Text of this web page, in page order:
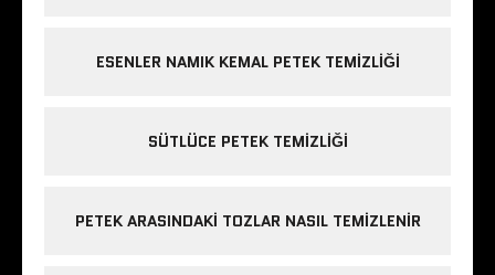
ESENLER NAMIK KEMAL PETEK TEMIZLIĞI
SÜTLÜCE PETEK TEMIZLIĞI
PETEK ARASINDAKI TOZLAR NASIL TEMIZLENIR